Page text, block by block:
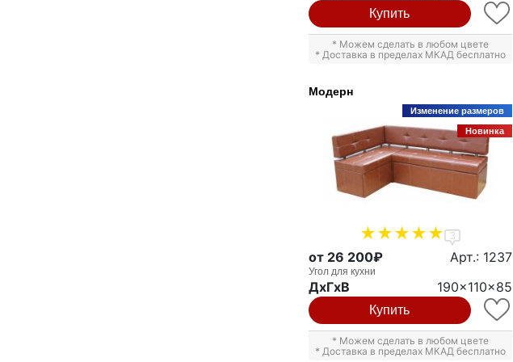
Купить
* Можем сделать в любом цвете
* Доставка в пределах МКАД бесплатно
Модерн
Изменение размеров
Новинка
3
от 26 200₽ Арт.: 1237
Угол для кухни
ДxГxВ 190x110x85
Купить
* Можем сделать в любом цвете
* Доставка в пределах МКАД бесплатно